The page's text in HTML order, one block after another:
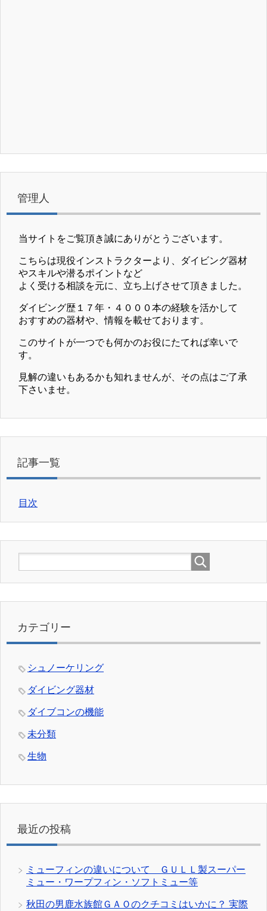
管理人
当サイトをご覧頂き誠にありがとうございます。
こちらは現役インストラクターより、ダイビング器材
やスキルや潜るポイントなど
よく受ける相談を元に、立ち上げさせて頂きました。
ダイビング歴１７年・４０００本の経験を活かして
おすすめの器材や、情報を載せております。
このサイトが一つでも何かのお役にたてれば幸いで
す。
見解の違いもあるかも知れませんが、その点はご了承
下さいませ。
記事一覧
目次
カテゴリー
シュノーケリング
ダイビング器材
ダイブコンの機能
未分類
生物
最近の投稿
ミューフィンの違いについて ＧＵＬＬ製スーパー
ミュー・ワープフィン・ソフトミュー等
秋田の男鹿水族館ＧＡＯのクチコミはいかに？ 実際